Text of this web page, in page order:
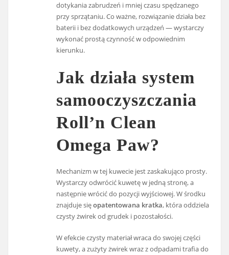
dotykania zabrudzeń i mniej czasu spędzanego
przy sprzątaniu. Co ważne, rozwiązanie działa bez
baterii i bez dodatkowych urządzeń — wystarczy
wykonać prostą czynność w odpowiednim
kierunku.
Jak działa system
samooczyszczania
Roll’n Clean
Omega Paw?
Mechanizm w tej kuwecie jest zaskakująco prosty.
Wystarczy odwrócić kuwetę w jedną stronę, a
następnie wrócić do pozycji wyjściowej. W środku
znajduje sięopatentowana kratka, która oddziela
czysty żwirek od grudek i pozostałości.
W efekcie czysty materiał wraca do swojej części
kuwety, a zużyty żwirek wraz z odpadami trafia do